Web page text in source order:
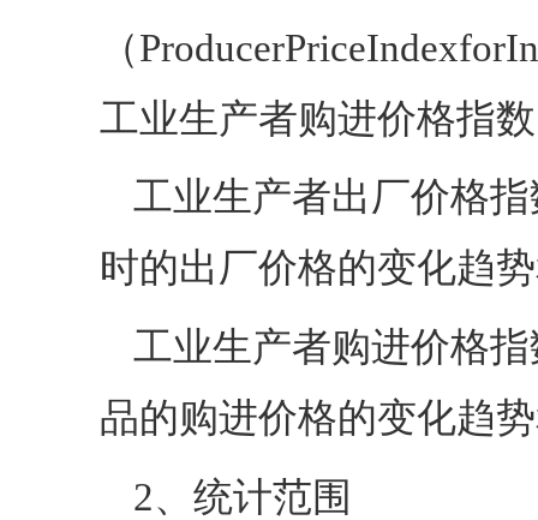
（
工业生产者购进价格指
工业生产者出厂价格
时的出厂价格的变化趋
工业生产者购进价格
品的购进价格的变化趋
2、统计范围